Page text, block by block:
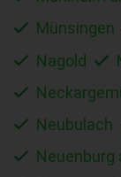
Münsingen
Nagold
Neubulach
Neuenburg